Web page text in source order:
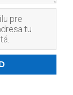
pre
tu